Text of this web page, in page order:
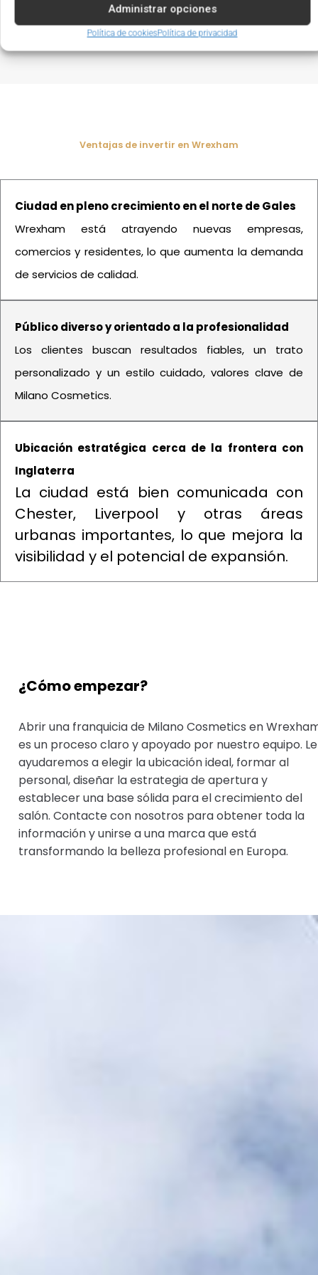
Administrar opciones
Política de cookiesPolítica de privacidad
optimizar la operativa diaria y potenciar el
rendimiento del salón.
Ventajas de invertir en Wrexham
Ciudad en pleno crecimiento en el norte de Gales
Wrexham está atrayendo nuevas empresas,
comercios y residentes, lo que aumenta la demanda
de servicios de calidad.
Público diverso y orientado a la profesionalidad
Los clientes buscan resultados fiables, un trato
personalizado y un estilo cuidado, valores clave de
Milano Cosmetics.
Ubicación estratégica cerca de la frontera con
Inglaterra
La ciudad está bien comunicada con
Chester, Liverpool y otras áreas
urbanas importantes, lo que mejora la
visibilidad y el potencial de expansión.
¿Cómo empezar?
Abrir una franquicia de Milano Cosmetics en
es un proceso claro y apoyado por nuestro equipo. Le
ayudaremos a elegir la ubicación ideal, formar al
personal, diseñar la estrategia de apertura y
establecer una base sólida para el crecimiento del
salón. Contacte con nosotros para obtener toda la
información y unirse a una marca que está
transformando la belleza profesional en Europa.